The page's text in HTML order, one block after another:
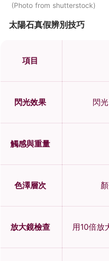
Photo from shutterstock
太陽石真假辨別技巧
項目
閃光效果 閃
觸感與重量
色澤層次
放大鏡檢查 用10倍放